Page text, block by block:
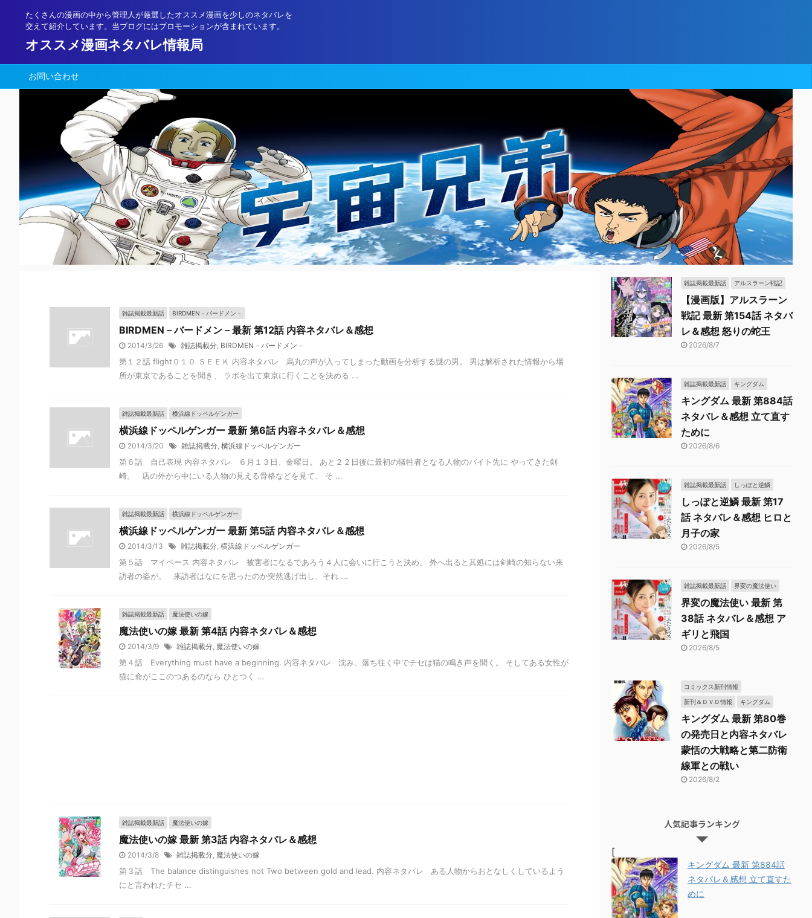
たくさんの漫画の中から管理人が厳選したオススメ漫画を少しのネタバレを
交えて紹介しています。当ブログにはプロモーションが含まれています。
オススメ漫画ネタバレ情報局
お問い合わせ
雑誌掲載最新話 BIRDMEN－バードメン－
BIRDMEN－バードメン－最新 第12話 内容ネタバレ＆感想
2014/3/26 雑誌掲載分 BIRDMEN－バードメン－
第１２話 flight０１０ ＳＥＥＫ 内容ネタバレ 烏丸の声が入ってしまった動画を分析する謎の男。 男は解析された情報から場
所が東京であることを聞き、 ラボを出て東京に行くことを決める ...
雑誌掲載最新話 横浜線ドッペルゲンガー
横浜線ドッペルゲンガー 最新 第6話 内容ネタバレ＆感想
2014/3/20 雑誌掲載分 横浜線ドッペルゲンガー
第６話 自己表現 内容ネタバレ ６月１３日、金曜日。 あと２２日後に最初の犠牲者となる人物のバイト先に やってきた剣
崎。 店の外から中にいる人物の見える骨格などを見て、 そ ...
雑誌掲載最新話 横浜線ドッペルゲンガー
横浜線ドッペルゲンガー 最新 第5話 内容ネタバレ＆感想
2014/3/13 雑誌掲載分 横浜線ドッペルゲンガー
第５話 マイペース 内容ネタバレ 被害者になるであろう４人に会いに行こうと決め、 外へ出ると其処には剣崎の知らない来
訪者の姿が。 来訪者はなにを思ったのか突然逃げ出し、それ ...
雑誌掲載最新話 魔法使いの嫁
魔法使いの嫁 最新 第4話 内容ネタバレ＆感想
2014/3/9 雑誌掲載分 魔法使いの嫁
第４話 Everything must have a beginning. 内容ネタバレ 沈み、落ち往く中でチセは猫の鳴き声を聞く。 そしてある女性が
猫に命がここのつあるのなら ひとつく ...
雑誌掲載最新話 魔法使いの嫁
魔法使いの嫁 最新 第3話 内容ネタバレ＆感想
2014/3/8 雑誌掲載分 魔法使いの嫁
第３話 The balance distinguishes not Two between gold and lead. 内容ネタバレ ある人物からおとなしくしているよう
にと言われたチセ ...
雑誌掲載最新話 アルスラーン戦記
【漫画版】アルスラーン
戦記 最新 第154話 ネタバ
レ＆感想 怒りの蛇王
2026/8/7
雑誌掲載最新話 キングダム
キングダム 最新 第884話
ネタバレ＆感想 立て直す
ために
2026/8/6
雑誌掲載最新話 しっぽと逆鱗
しっぽと逆鱗 最新 第17
話 ネタバレ＆感想 ヒロと
月子の家
2026/8/5
雑誌掲載最新話 界変の魔法使い
界変の魔法使い 最新 第
38話 ネタバレ＆感想 ア
ギリと飛国
2026/8/5
コミックス新刊情報
新刊＆ＤＶＤ情報 キングダム
キングダム 最新 第80巻
の発売日と内容ネタバレ
蒙恬の大戦略と第二防衛
線軍との戦い
2026/8/2
人気記事ランキング
[
キングダム 最新 第884話
ネタバレ＆感想 立て直すた
めに